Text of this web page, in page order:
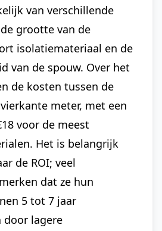
van verschillende
grootte van de
isolatiemateriaal en de
van de spouw. Over het
de kosten tussen de
meter, met een
voor de meest
Het is belangrijk
de ROI; veel
dat ze hun
5 tot 7 jaar
door lagere